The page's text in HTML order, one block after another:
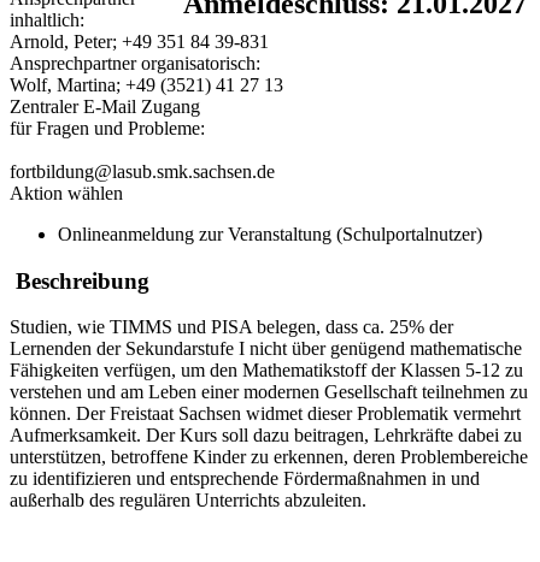
inhaltlich:
Arnold, Peter; +49 351 84 39-831
Ansprechpartner organisatorisch:
Wolf, Martina; +49 (3521) 41 27 13
Zentraler E-Mail Zugang
für Fragen und Probleme:
fortbildung@lasub.smk.sachsen.de
Aktion wählen
Onlineanmeldung zur Veranstaltung (Schulportalnutzer)
Beschreibung
Studien, wie TIMMS und PISA belegen, dass ca. 25% der
Lernenden der Sekundarstufe I nicht über genügend mathematische
Fähigkeiten verfügen, um den Mathematikstoff der Klassen 5-12 zu
verstehen und am Leben einer modernen Gesellschaft teilnehmen zu
können. Der Freistaat Sachsen widmet dieser Problematik vermehrt
Aufmerksamkeit. Der Kurs soll dazu beitragen, Lehrkräfte dabei zu
unterstützen, betroffene Kinder zu erkennen, deren Problembereiche
zu identifizieren und entsprechende Fördermaßnahmen in und
außerhalb des regulären Unterrichts abzuleiten.